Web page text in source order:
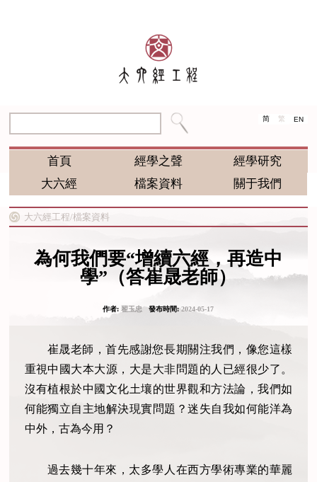
简 繁 EN
首頁 經學之聲
經學研究
大六經
檔案資料 關于我們
大六經工程/檔案資料
為何我們要“增續六經，再造中
學”（答崔晟老師）
作者:翟玉忠發布時間:2024-05-17
崔晟老師，首先感謝您長期關注我們，像您這樣
重視中國大本大源，大是大非問題的人已經很少了。
沒有植根於中國文化土壤的世界觀和方法論，我們如
何能獨立自主地解決現實問題？迷失自我如何能洋為
中外，古為今用？
過去幾十年來，太多學人在西方學術專業的華麗